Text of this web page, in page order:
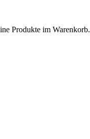
Produkte im Warenkorb.